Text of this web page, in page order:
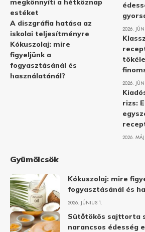
megkönnyíti a hétköznap
estéket
A diszgráfia hatása az
iskolai teljesítményre
Kókuszolaj: mire
figyeljünk a
fogyasztásánál és
használatánál?
2026.
2026.
rizs:
2026.
Gyümölcsök
Kókuszolaj: mire
fogyasztásánál és
2026. JÚNIUS 1.
Sütőtökös sajttorta
narancsos édesség